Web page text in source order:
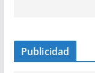
Publicidad